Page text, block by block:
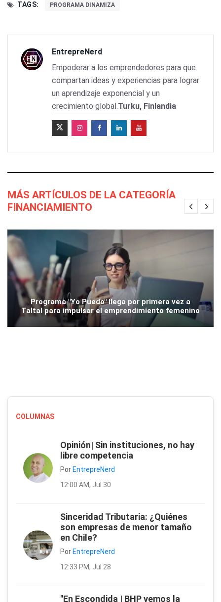
TAGS: PROGRAMA DINAMIZA
EntrepreNerd
Empoderar a los emprendedores para que
compartan ideas y experiencias para lograr
un aprendizaje exponencial y un
crecimiento global.Turku, Finlandia
MÁS ARTÍCULOS DE LA CATEGORÍA
FINANCIAMIENTO
Programa "Yo Puedo" llega por primera vez a
Taltal para impulsar el emprendimiento femenino
COLUMNAS
Opinión| Sin instituciones, no hay
libre competencia
Por EntrepreNerd
12:00 AM, Jul 30
Sinceridad Tributaria: ¿Quiénes
son empresas de menor tamaño
en Chile?
Por EntrepreNerd
12:33 PM, Jul 28
"En Escondida | BHP vemos la